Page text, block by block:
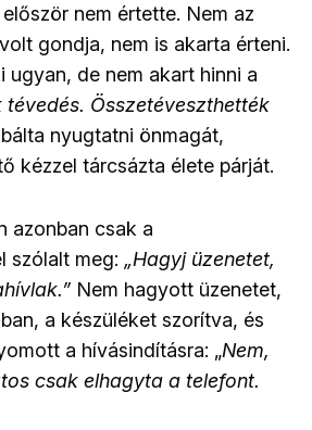
nem értette. Nem az
gondja, nem is akarta érteni.
ugyan, de nem akart hinni a
tévedés. Összetéveszthették
nyugtatni önmagát,
kézzel tárcsázta élete párját.
azonban csak a
szólalt meg: „Hagyj üzenetet,
Nem hagyott üzenetet,
a készüléket szorítva, és
a hívásindításra: „Nem,
csak elhagyta a telefont.